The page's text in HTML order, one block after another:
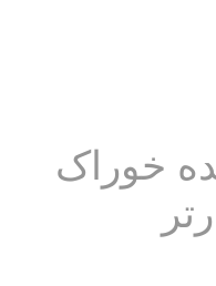
خوراک